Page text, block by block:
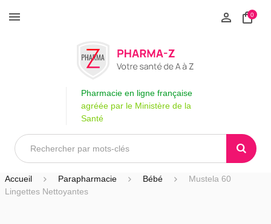
0
Pharmacie en ligne française
agréée par le Ministère de la
Santé
Accueil Parapharmacie Bébé
Mustela 60
Lingettes Nettoyantes